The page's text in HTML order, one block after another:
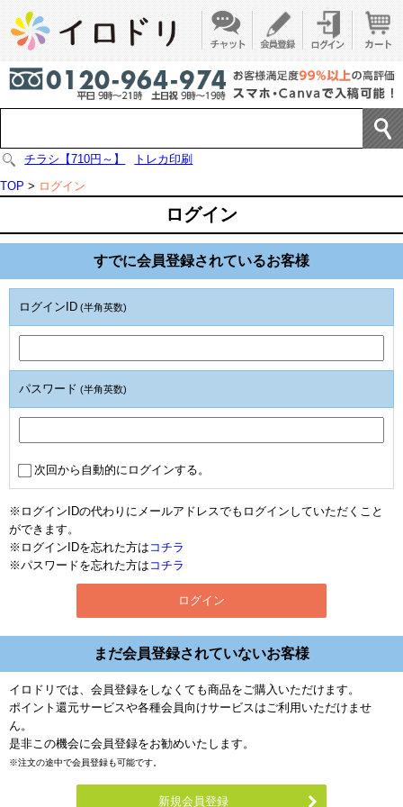
チラシ【710円～】
トレカ印刷
TOP > ログイン
ログイン
すでに会員登録されているお客様
ログインID (半角英数)
パスワード (半角英数)
次回から自動的にログインする。
※ログインIDの代わりにメールアドレスでもログインしていただくこと
ができます。
※ログインIDを忘れた方は コチラ
※パスワードを忘れた方は コチラ
まだ会員登録されていないお客様
イロドリでは、会員登録をしなくても商品をご購入いただけます。
ポイント還元サービスや各種会員向けサービスはご利用いただけませ
ん。
是非この機会に会員登録をお勧めいたします。
※注文の途中で会員登録も可能です。
新規会員登録